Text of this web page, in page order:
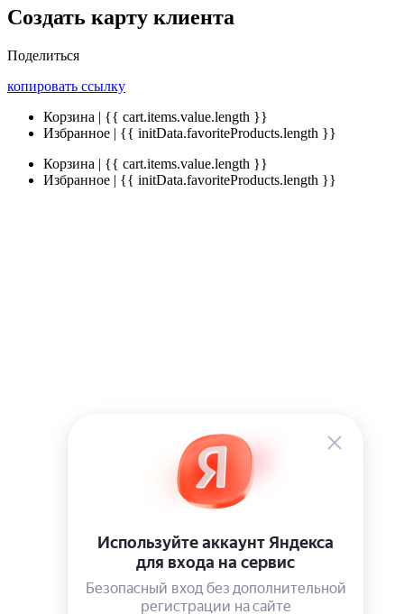
Создать карту клиента
Поделиться
копировать ссылку
Корзина | {{ cart.items.value.length }}
Избранное | {{ initData.favoriteProducts.length }}
Корзина | {{ cart.items.value.length }}
Избранное | {{ initData.favoriteProducts.length }}